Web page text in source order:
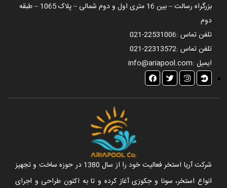
بزرگراه رسالت – بین 16 متری اول و دوم شمالی – پلاک 1065 – طبقه
دوم
تلفن تماس :021-22531006
تلفن تماس :021-22313572
ایمیل :info@ariapool.com
شرکت آریا استخر فعالیت خود را از سال 1380 در حوزه ساخت و تجهیز
انواع استخر، سونا و جکوزی آغاز کرده و تا به اکنون طراحی و اجرای